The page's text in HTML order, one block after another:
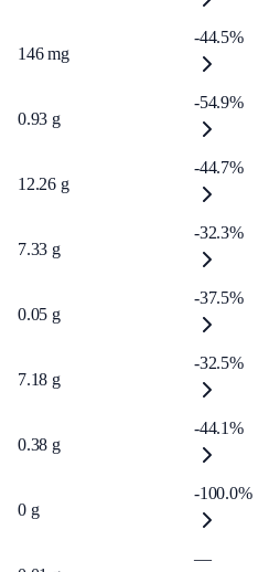
146 mg
-44.5%
0.93 g
-54.9%
12.26 g
-44.7%
7.33 g
-32.3%
0.05 g
-37.5%
7.18 g
-32.5%
0.38 g
-44.1%
0 g
-100.0%
—